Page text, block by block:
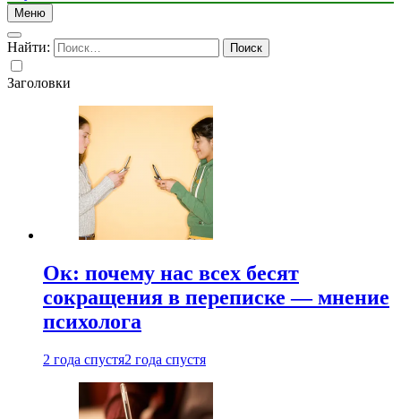
Меню
Найти:
Заголовки
Ок: почему нас всех бесят
сокращения в переписке — мнение
психолога
2 года спустя2 года спустя